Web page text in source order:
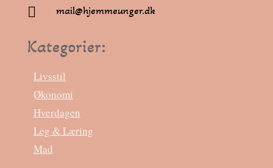
 mail@hjemmeunger.dk
Kategorier:
Livsstil
Økonomi
Hverdagen
Leg & Læring
Mad